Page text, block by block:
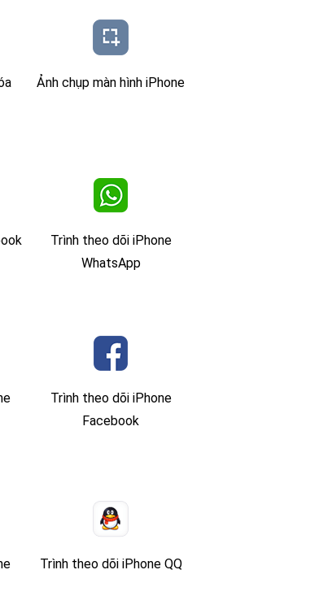
Ảnh chụp màn hình iPhone
Trình theo dõi iPhone
WhatsApp
Trình theo dõi iPhone
Facebook
Trình theo dõi iPhone QQ